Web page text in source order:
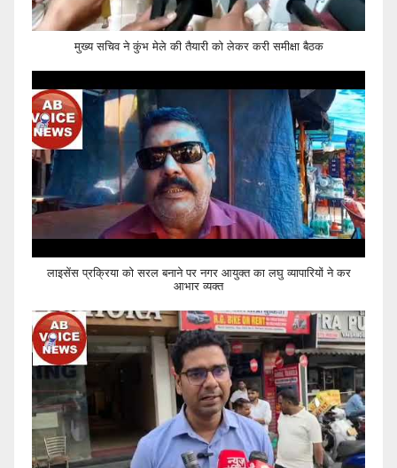
मुख्य सचिव ने कुंभ मेले की तैयारी को लेकर करी समीक्षा बैठक
लाइसेंस प्रक्रिया को सरल बनाने पर नगर आयुक्त का लघु व्यापारियों ने कर
आभार व्यक्त